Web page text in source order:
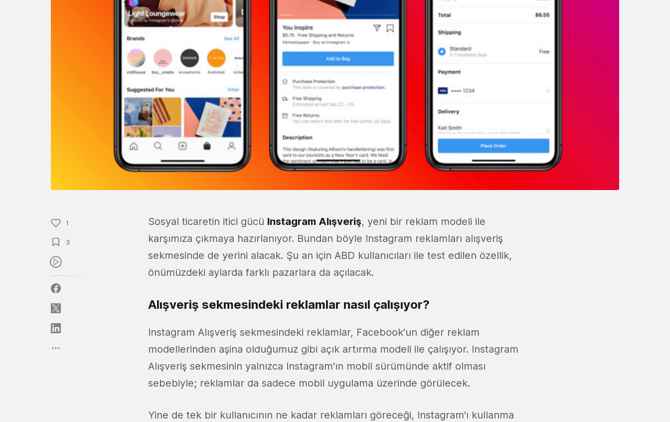
1
3
Sosyal ticaretin itici gücü Instagram Alışveriş, yeni bir reklam modeli ile
karşımıza çıkmaya hazırlanıyor. Bundan böyle Instagram reklamları alışveriş
sekmesinde de yerini alacak. Şu an için ABD kullanıcıları ile test edilen özellik,
önümüzdeki aylarda farklı pazarlara da açılacak.
Alışveriş sekmesindeki reklamlar nasıl çalışıyor?
Instagram Alışveriş sekmesindeki reklamlar, Facebook'un diğer reklam
modellerinden aşina olduğumuz gibi açık artırma modeli ile çalışıyor. Instagram
Alışveriş sekmesinin yalnızca Instagram'ın mobil sürümünde aktif olması
sebebiyle; reklamlar da sadece mobil uygulama üzerinde görülecek.
Yine de tek bir kullanıcının ne kadar reklamları göreceği, Instagram'ı kullanma